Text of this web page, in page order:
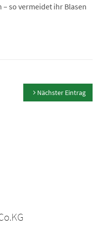
so vermeidet ihr Blasen
Nächster Eintrag